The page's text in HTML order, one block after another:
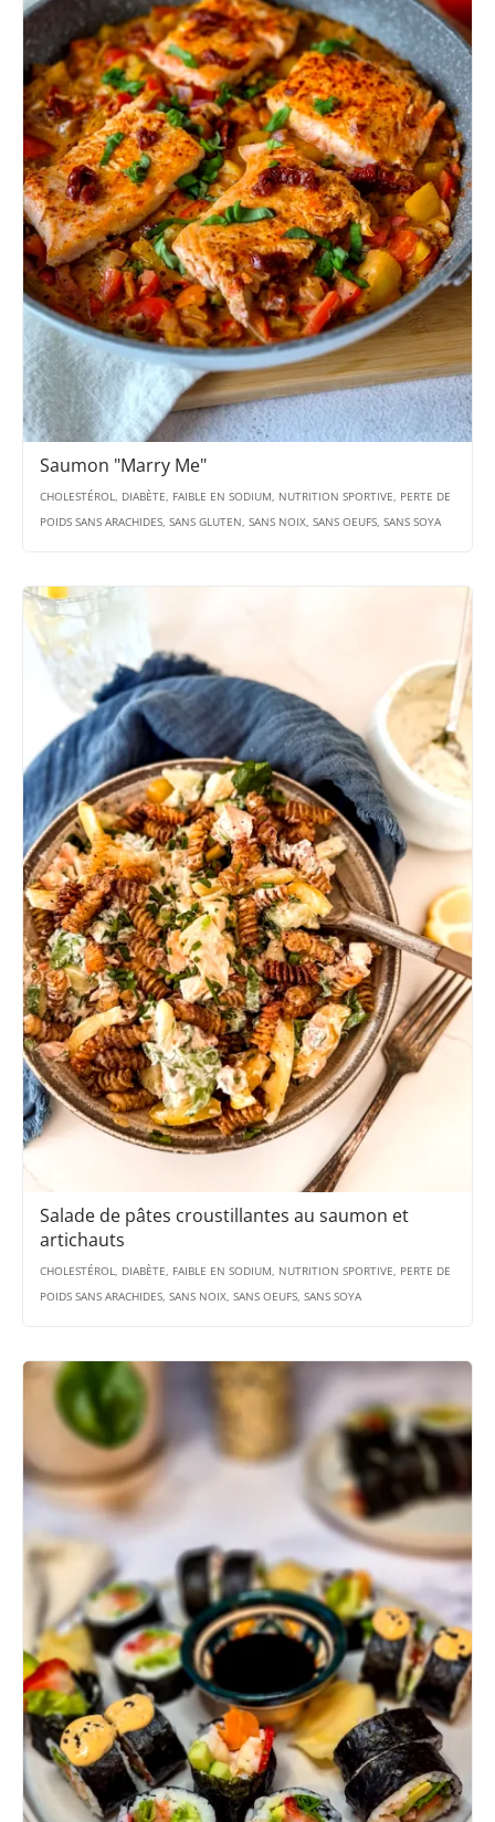
Saumon "Marry Me"
CHOLESTÉROL, DIABÈTE, FAIBLE EN SODIUM, NUTRITION SPORTIVE, PERTE DE
POIDS SANS ARACHIDES, SANS GLUTEN, SANS NOIX, SANS OEUFS, SANS SOYA
Salade de pâtes croustillantes au saumon et
artichauts
CHOLESTÉROL, DIABÈTE, FAIBLE EN SODIUM, NUTRITION SPORTIVE, PERTE DE
POIDS SANS ARACHIDES, SANS NOIX, SANS OEUFS, SANS SOYA